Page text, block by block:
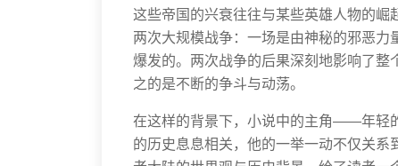
这些帝国的兴衰往往与某些英雄人物的
两次大规模战争：一场是由神秘的邪恶
爆发的。两次战争的后果深刻地影响了
之的是不断的争斗与动荡。
在这样的背景下，小说中的主角——年轻
的历史息息相关，他的一举一动不仅关